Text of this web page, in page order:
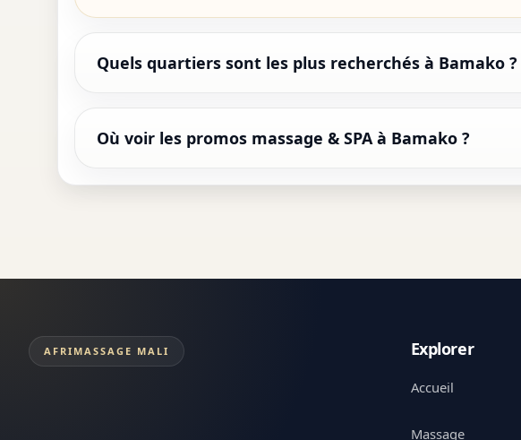
Quels quartiers sont les plus recherchés à Bamako ?
Où voir les promos massage & SPA à Bamako ?
AFRIMASSAGE MALI Explorer
Accueil
Massage